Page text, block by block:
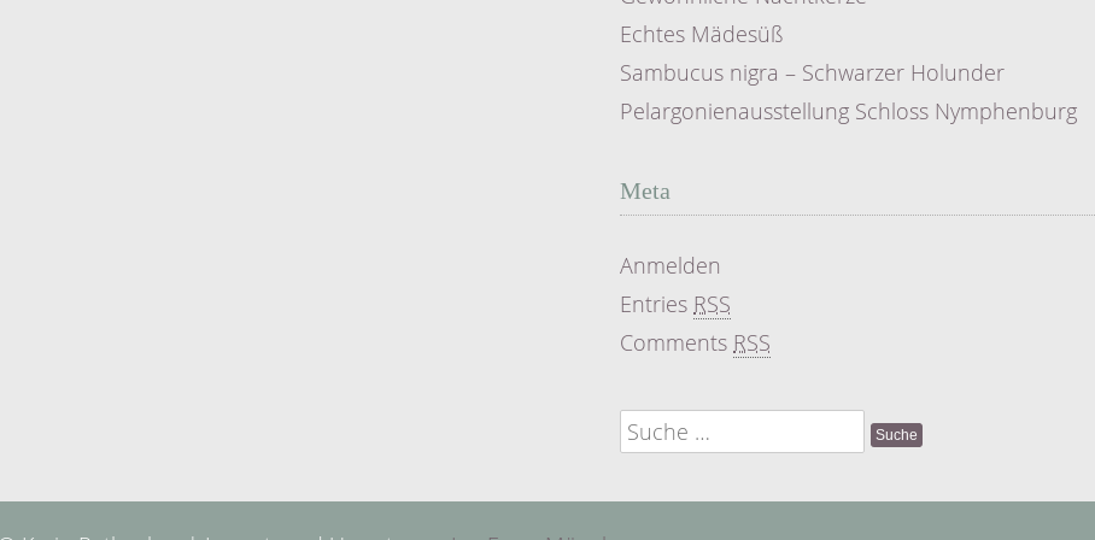
Echtes Mädesüß
Sambucus nigra – Schwarzer Holunder
Pelargonienausstellung Schloss Nymphenburg
Meta
Anmelden
Entries RSS
Comments RSS
Suche